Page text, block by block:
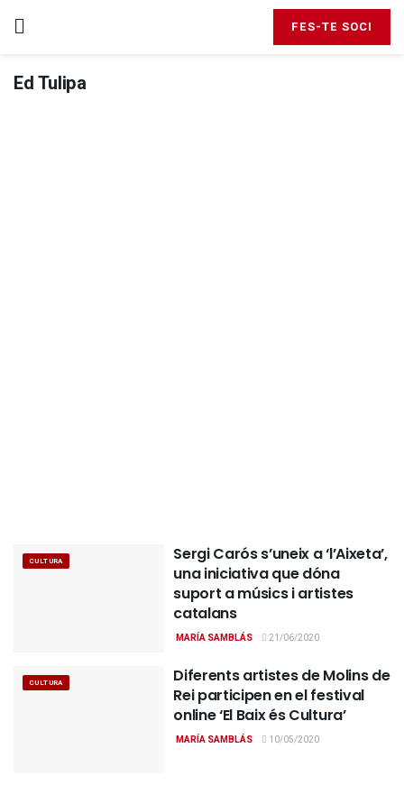
FES-TE SOCI
Ed Tulipa
CULTURA
Sergi Carós s’uneix a ‘l’Aixeta’,
una iniciativa que dóna
suport a músics i artistes
catalans
MARÍA SAMBLÁS 21/06/2020
CULTURA
Diferents artistes de Molins de
Rei participen en el festival
online ‘El Baix és Cultura’
MARÍA SAMBLÁS 10/05/2020